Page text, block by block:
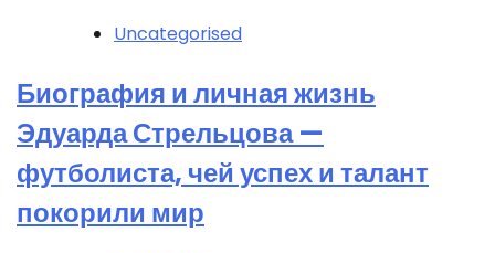
Uncategorised
Биография и личная жизнь
Эдуарда Стрельцова —
футболиста, чей успех и талант
покорили мир